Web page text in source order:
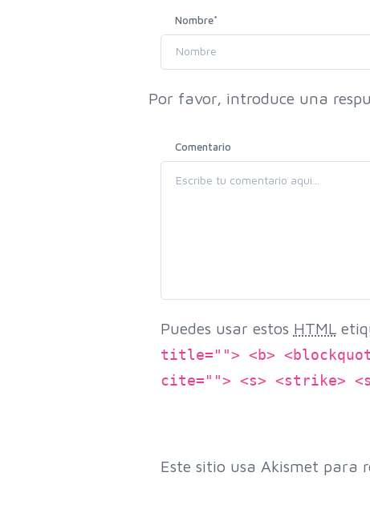
Nombre*
Por favor, introduce una
Comentario
Puedes usar estos HTML
title=""> <b>
cite=""> <s> <strike>
Este sitio usa Akismet para